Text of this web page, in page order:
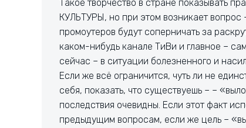
Такое творчество в стране показывать
КУЛЬТУРЫ, но при этом возникает вопрос
промоутеров будут соперничать за
каком-нибудь канале ТиВи и главное –
сейчас – в ситуации болезненного и
Если же всё ограничится, чуть ли не
себя, показать, что существуешь – –
последствия очевидны. Если этот факт
предыдущим вопросам, если же цель –